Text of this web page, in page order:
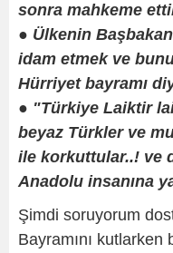
sonra mahkeme
● Ülkenin
idam etmek ve
Hürriyet bayramı
● "Türkiye Laiktir
beyaz Türkler ve
ile korkuttular..! ve
Anadolu insanına
Şimdi soruyorum
Bayramını kutlarken